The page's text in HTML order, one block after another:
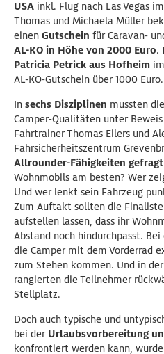
USA inkl. Flug nach Las Vegas
Thomas und Michaela Müller
einen Gutschein für Caravan-
AL-KO in Höhe von 2000 Euro.
Patricia Petrick aus Hofheim
AL-KO-Gutschein über 1000 Euro.
In sechs Disziplinen mussten
Camper-Qualitäten unter
Fahrtrainer Thomas Eilers und
Fahrsicherheitszentrum
Allrounder-Fähigkeiten gefragt
Wohnmobils am besten? Wer
Und wer lenkt sein Fahrzeug
Zum Auftakt sollten die
aufstellen lassen, dass ihr
Abstand noch hindurchpasst.
die Camper mit dem Vorderrad
zum Stehen kommen. Und in
rangierten die Teilnehmer
Stellplatz.
Doch auch typische und
bei der Urlaubsvorbereitung
konfrontiert werden kann,